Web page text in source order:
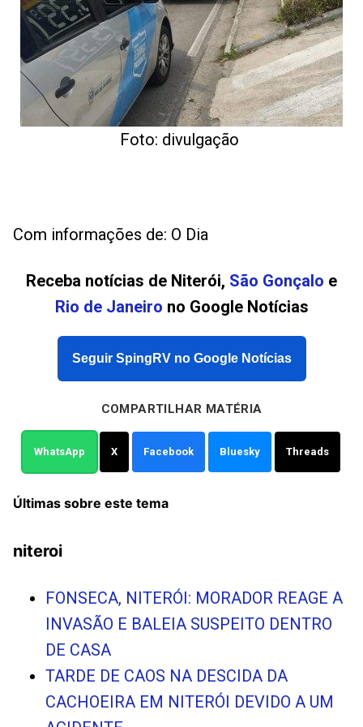
Foto: divulgação
Com informações de: O Dia
Receba notícias de Niterói, São Gonçalo e
Rio de Janeiro no Google Notícias
Seguir SpingRV no Google Notícias
COMPARTILHAR MATÉRIA
WhatsApp X Facebook Bluesky Threads
Últimas sobre este tema
niteroi
FONSECA, NITERÓI: MORADOR REAGE A
INVASÃO E BALEIA SUSPEITO DENTRO
DE CASA
TARDE DE CAOS NA DESCIDA DA
CACHOEIRA EM NITERÓI DEVIDO A UM